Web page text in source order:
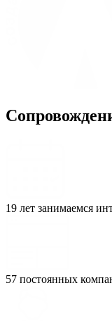
19 лет занимаемся
57 постоянных